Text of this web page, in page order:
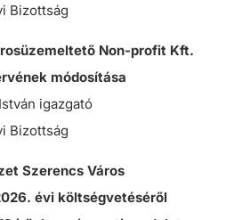
Bizottság
Non-profit Kft.
módosítása
igazgató
Bizottság
Szerencs Város
évi költségvetéséről